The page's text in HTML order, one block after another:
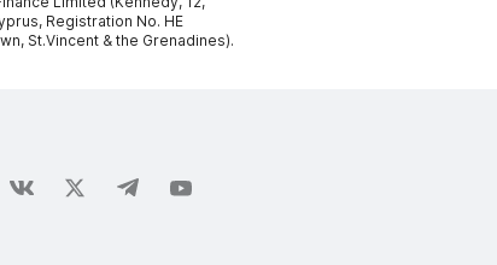
Registration No. HE
St.Vincent & the Grenadines).